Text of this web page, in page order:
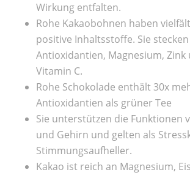
Wirkung entfalten.
Rohe Kakaobohnen haben
positive Inhaltsstoffe. Sie
Antioxidantien, Magnesium, Zink
Vitamin C.
Rohe Schokolade enthält 30x
Antioxidantien als grüner Tee
Sie unterstützen die Funktionen
und Gehirn und gelten als
Stimmungsaufheller.
Kakao ist reich an Magnesium,